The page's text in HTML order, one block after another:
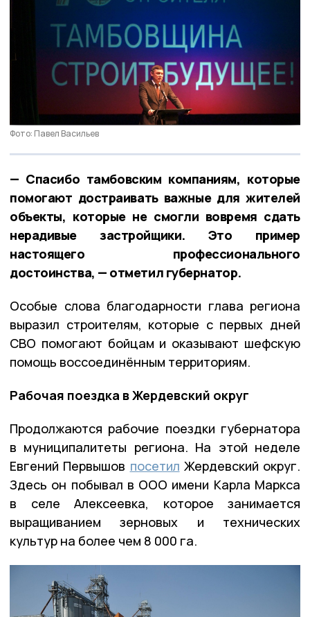
Фото: Павел Васильев
— Спасибо тамбовским компаниям, которые
помогают достраивать важные для жителей
объекты, которые не смогли вовремя сдать
нерадивые застройщики. Это пример
настоящего профессионального
достоинства, — отметил губернатор.
Особые слова благодарности глава региона
выразил строителям, которые с первых дней
СВО помогают бойцам и оказывают шефскую
помощь воссоединённым территориям.
Рабочая поездка в Жердевский округ
Продолжаются рабочие поездки губернатора
в муниципалитеты региона. На этой неделе
Евгений Первышов посетил Жердевский округ.
Здесь он побывал в ООО имени Карла Маркса
в селе Алексеевка, которое занимается
выращиванием зерновых и технических
культур на более чем 8 000 га.